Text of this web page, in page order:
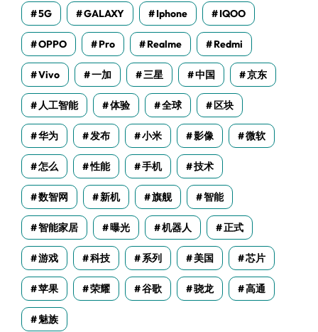
5G GALAXY Iphone IQOO
OPPO Pro Realme Redmi
Vivo 一加 三星 中国 京东
人工智能 体验 全球 区块
华为 发布 小米 影像 微软
怎么 性能 手机 技术
数智网 新机 旗舰 智能
智能家居 曝光 机器人 正式
游戏 科技 系列 美国 芯片
苹果 荣耀 谷歌 骁龙 高通
魅族